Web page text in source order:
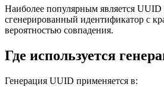
Наиболее популярным является
сгенерированный идентификатор с
вероятностью совпадения.
Где используется
Генерация UUID применяется в: